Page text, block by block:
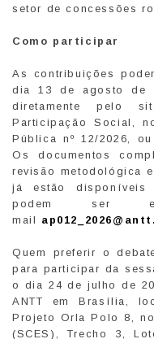
setor de concessões
Como participar
As contribuições
dia 13 de agosto de
diretamente pelo
Participação Social,
Pública nº 12/2026,
Os documentos
revisão metodológica
já estão disponíveis
podem ser
mail
Quem preferir o
para participar da
o dia 24 de julho de
ANTT em Brasília,
Projeto Orla Polo 8,
(SCES), Trecho 3,